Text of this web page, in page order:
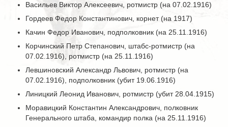
Васильев Виктор Алексеевич, ротмистр (на 07.02.1916)
Гордеев Федор Константинович, корнет (на 1917)
Качин Федор Иванович, подполковник (на 25.11.1916)
Корчинский Петр Степанович, штабс-ротмистр (на
07.02.1916), ротмистр (на 25.11.1916)
Левшиновский Александр Львович, ротмистр (на
07.02.1916), подполковник (убит 19.06.1916)
Линицкий Леонид Иванович, ротмистр (убит 28.04.1915)
Моравицкий Константин Александрович, полковник
Генерального штаба, командир полка (на 25.11.1916)